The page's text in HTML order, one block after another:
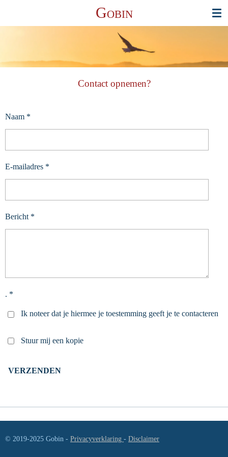
hoofdinhoud
GOBIN
Contact opnemen?
Naam *
E-mailadres *
Bericht *
. *
Ik noteer dat je hiermee je toestemming geeft je te contacteren
Stuur mij een kopie
VERZENDEN
© 2019-2025 Gobin - Privacyverklaring - Disclaimer